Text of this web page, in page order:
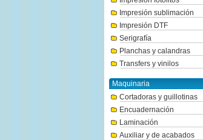
Impresión sublimación
Impresión DTF
Serigrafía
Planchas y calandras
Transfers y vinilos
Maquinaria
Cortadoras y guillotinas
Encuadernación
Laminación
Auxiliar y de acabados